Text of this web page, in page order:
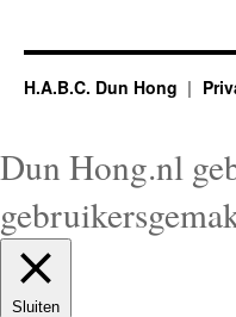
H.A.B.C. Dun Hong
Dun Hong.nl
Sluiten